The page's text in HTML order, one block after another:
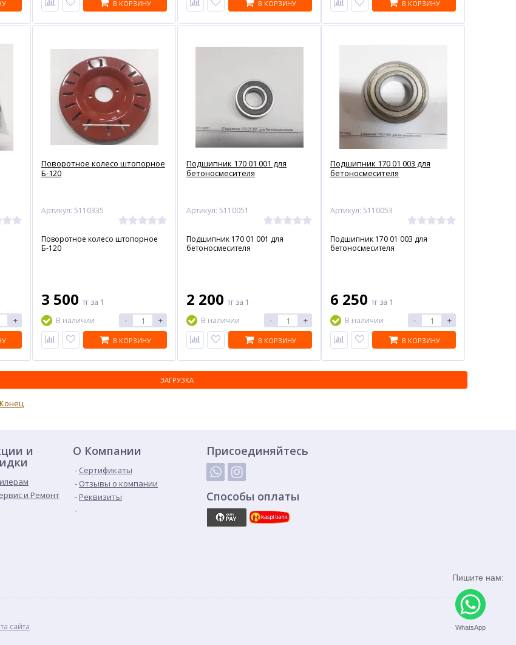
В КОРЗИНУ В КОРЗИНУ В КОРЗИНУ
+
Поворотное колесо штопорное
Б-120
Артикул: 5110335
Поворотное колесо штопорное
Б-120
3 500 тг за 1
В наличии
- +
В КОРЗИНУ
Подшипник 170 01 001 для
бетоносмесителя
Артикул: 5110051
Подшипник 170 01 001 для
бетоносмесителя
2 200 тг за 1
В наличии
- +
В КОРЗИНУ
Подшипник 170 01 003 для
бетоносмесителя
Артикул: 5110053
Подшипник 170 01 003 для
бетоносмесителя
6 250 тг за 1
В наличии
- +
В КОРЗИНУ
ЗАГРУЗКА
Конец
и
и Ремонт
О Компании
Сертификаты
Отзывы о компании
Реквизиты
Присоединяйтесь
Способы оплаты
сайта
Пишите нам:
WhatsApp